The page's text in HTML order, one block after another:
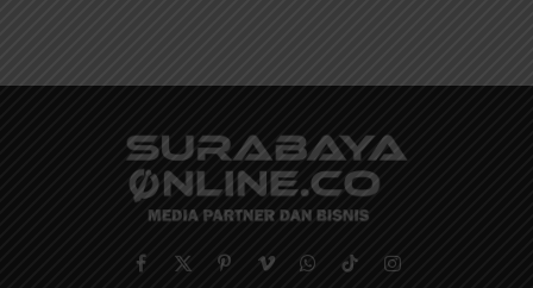
Facebook
X
PinterestVimeoWhatsApp
TikTokInstagram